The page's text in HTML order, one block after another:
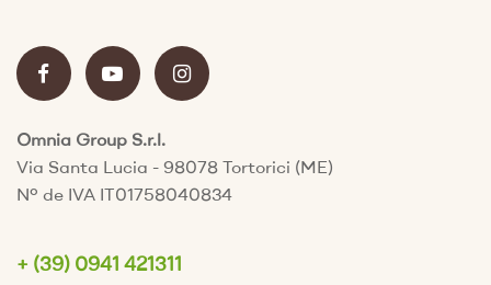
Omnia Group S.r.l.
Via Santa Lucia - 98078 Tortorici (ME)
Nº de IVA IT01758040834
+ (39) 0941 421311